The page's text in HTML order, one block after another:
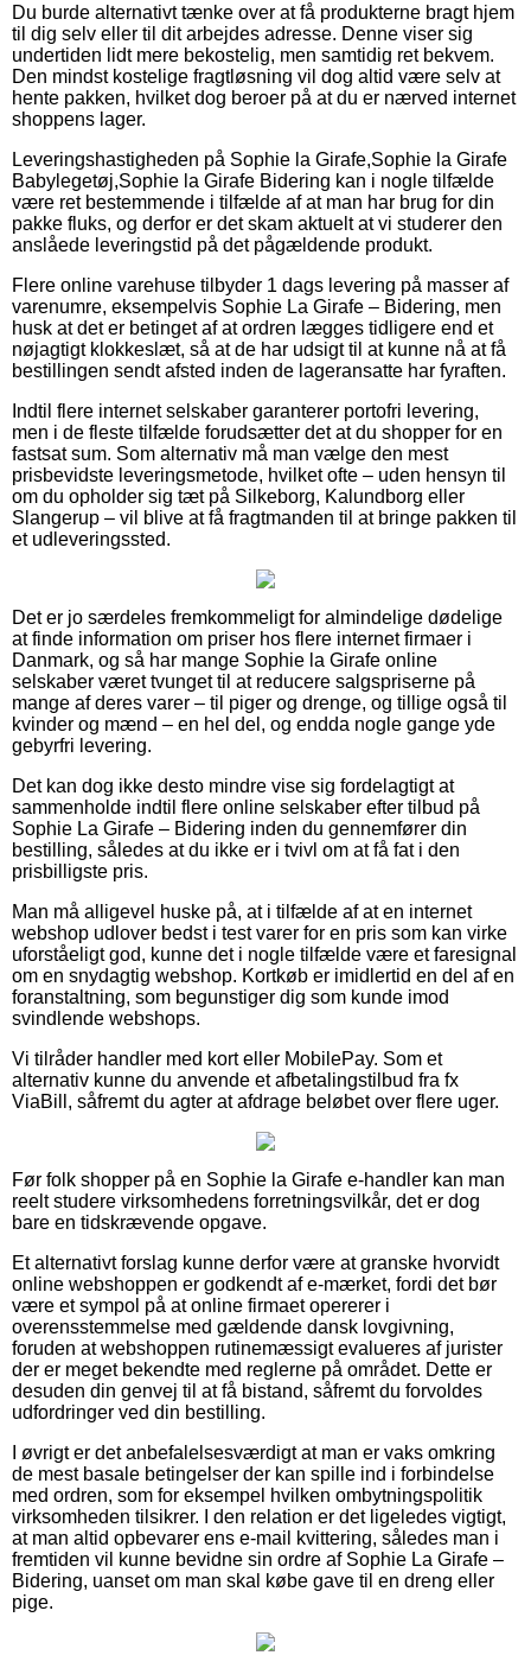
Du burde alternativt tænke over at få produkterne bragt hjem
til dig selv eller til dit arbejdes adresse. Denne viser sig
undertiden lidt mere bekostelig, men samtidig ret bekvem.
Den mindst kostelige fragtløsning vil dog altid være selv at
hente pakken, hvilket dog beroer på at du er nærved internet
shoppens lager.
Leveringshastigheden på Sophie la Girafe,Sophie la Girafe
Babylegetøj,Sophie la Girafe Bidering kan i nogle tilfælde
være ret bestemmende i tilfælde af at man har brug for din
pakke fluks, og derfor er det skam aktuelt at vi studerer den
anslåede leveringstid på det pågældende produkt.
Flere online varehuse tilbyder 1 dags levering på masser af
varenumre, eksempelvis Sophie La Girafe – Bidering, men
husk at det er betinget af at ordren lægges tidligere end et
nøjagtigt klokkeslæt, så at de har udsigt til at kunne nå at få
bestillingen sendt afsted inden de lageransatte har fyraften.
Indtil flere internet selskaber garanterer portofri levering,
men i de fleste tilfælde forudsætter det at du shopper for en
fastsat sum. Som alternativ må man vælge den mest
prisbevidste leveringsmetode, hvilket ofte – uden hensyn til
om du opholder sig tæt på Silkeborg, Kalundborg eller
Slangerup – vil blive at få fragtmanden til at bringe pakken til
et udleveringssted.
Det er jo særdeles fremkommeligt for almindelige dødelige
at finde information om priser hos flere internet firmaer i
Danmark, og så har mange Sophie la Girafe online
selskaber været tvunget til at reducere salgspriserne på
mange af deres varer – til piger og drenge, og tillige også til
kvinder og mænd – en hel del, og endda nogle gange yde
gebyrfri levering.
Det kan dog ikke desto mindre vise sig fordelagtigt at
sammenholde indtil flere online selskaber efter tilbud på
Sophie La Girafe – Bidering inden du gennemfører din
bestilling, således at du ikke er i tvivl om at få fat i den
prisbilligste pris.
Man må alligevel huske på, at i tilfælde af at en internet
webshop udlover bedst i test varer for en pris som kan virke
uforståeligt god, kunne det i nogle tilfælde være et faresignal
om en snydagtig webshop. Kortkøb er imidlertid en del af en
foranstaltning, som begunstiger dig som kunde imod
svindlende webshops.
Vi tilråder handler med kort eller MobilePay. Som et
alternativ kunne du anvende et afbetalingstilbud fra fx
ViaBill, såfremt du agter at afdrage beløbet over flere uger.
Før folk shopper på en Sophie la Girafe e-handler kan man
reelt studere virksomhedens forretningsvilkår, det er dog
bare en tidskrævende opgave.
Et alternativt forslag kunne derfor være at granske hvorvidt
online webshoppen er godkendt af e-mærket, fordi det bør
være et sympol på at online firmaet opererer i
overensstemmelse med gældende dansk lovgivning,
foruden at webshoppen rutinemæssigt evalueres af jurister
der er meget bekendte med reglerne på området. Dette er
desuden din genvej til at få bistand, såfremt du forvoldes
udfordringer ved din bestilling.
I øvrigt er det anbefalelsesværdigt at man er vaks omkring
de mest basale betingelser der kan spille ind i forbindelse
med ordren, som for eksempel hvilken ombytningspolitik
virksomheden tilsikrer. I den relation er det ligeledes vigtigt,
at man altid opbevarer ens e-mail kvittering, således man i
fremtiden vil kunne bevidne sin ordre af Sophie La Girafe –
Bidering, uanset om man skal købe gave til en dreng eller
pige.